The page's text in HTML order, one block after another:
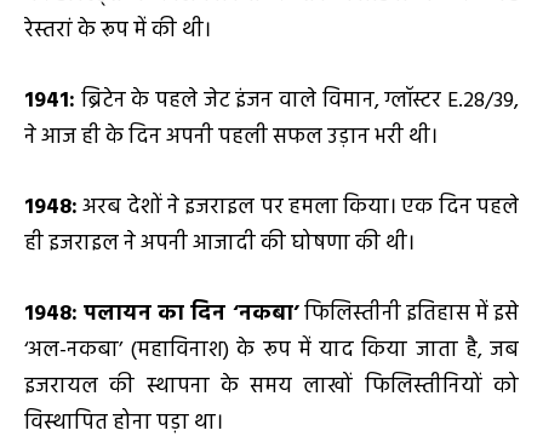
रेस्तरां के रूप में की थी।
1941: ब्रिटेन के पहले जेट इंजन वाले विमान, ग्लॉस्टर E.28/39,
ने आज ही के दिन अपनी पहली सफल उड़ान भरी थी।
1948:अरब देशों ने इजराइल पर हमला किया। एक दिन पहले
ही इजराइल ने अपनी आजादी की घोषणा की थी।
1948: पलायन का दिन ‘नकबा’फिलिस्तीनी इतिहास में इसे
‘अल-नकबा’ (महाविनाश) के रूप में याद किया जाता है, जब
इजरायल की स्थापना के समय लाखों फिलिस्तीनियों को
विस्थापित होना पड़ा था।